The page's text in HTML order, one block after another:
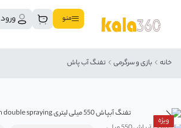
منو ورود
خانه بازی و سرگرمی تفنگ آب پاش
ویژه